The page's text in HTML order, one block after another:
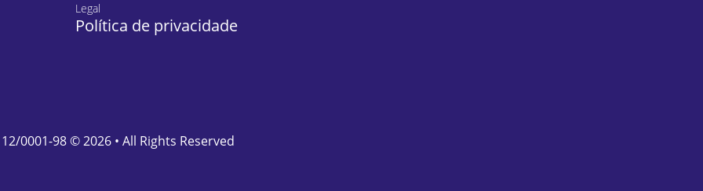
Legal
Política de privacidade
0001-98 © 2026 • All Rights Reserved